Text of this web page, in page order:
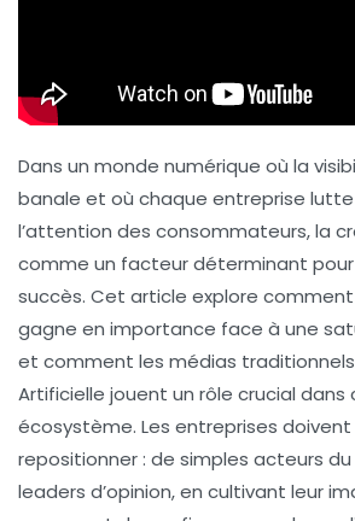
Dans un monde numérique où la
banale et où chaque entreprise
l’attention des consommateurs, la
comme un facteur déterminant
succès. Cet article explore
gagne en importance face à une
et comment les médias traditionnels
Artificielle jouent un rôle crucial dans
écosystème. Les entreprises doivent
repositionner : de simples acteurs
leaders d’opinion, en cultivant leur